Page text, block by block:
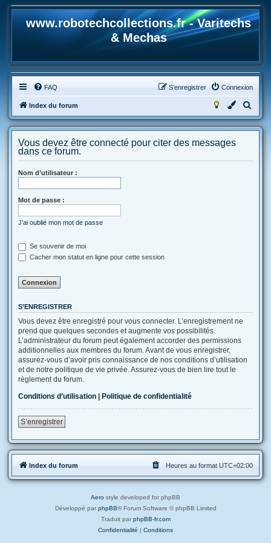
www.robotechcollections.fr - Varitechs
& Mechas
FAQ Connexion
S’enregistrer
Index du forum
e
e
Vous devez être connecté pour citer des messages
dans ce forum.
Nom d’utilisateur :
Mot de passe :
J’ai oublié mon mot de passe
Se souvenir de moi
Cacher mon statut en ligne pour cette session
S’ENREGISTRER
Vous devez être enregistré pour vous connecter. L’enregistrement ne
prend que quelques secondes et augmente vos possibilités.
L’administrateur du forum peut également accorder des permissions
additionnelles aux membres du forum. Avant de vous enregistrer,
assurez-vous d’avoir pris connaissance de nos conditions d’utilisation
et de notre politique de vie privée. Assurez-vous de bien lire tout le
règlement du forum.
Conditions d’utilisation | Politique de confidentialité
S’enregistrer
Index du forum Heures au format UTC+02:00
Aero style developed for phpBB
Développé par phpBB® Forum Software © phpBB Limited
Traduit par phpBB-fr.com
Confidentialité | Conditions